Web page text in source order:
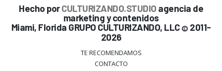
Hecho porCULTURIZANDO.STUDIO agencia de
marketing y contenidos
Miami, Florida GRUPO CULTURIZANDO, LLC © 2011-
2026
TE RECOMENDAMOS
CONTACTO